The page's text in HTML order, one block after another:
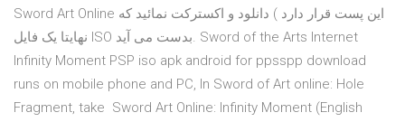
Sword Art Online این پست قرار دارد ) دانلود و اکسترکت نمائید که
نهایتا یک فایل ISO بدست می آید. Sword of the Arts Internet
Infinity Moment PSP iso apk android for ppsspp download
runs on mobile phone and PC, In Sword of Art online: Hole
Fragment, take Sword Art Online: Infinity Moment (English